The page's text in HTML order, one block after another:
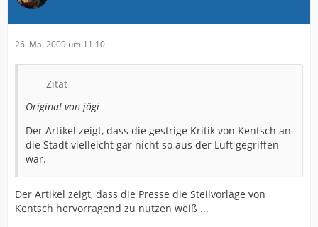
26. Mai 2009 um 11:10
Zitat
Original von jögi
Der Artikel zeigt, dass die gestrige Kritik von Kentsch an
die Stadt vielleicht gar nicht so aus der Luft gegriffen
war.
Der Artikel zeigt, dass die Presse die Steilvorlage von
Kentsch hervorragend zu nutzen weiß ...